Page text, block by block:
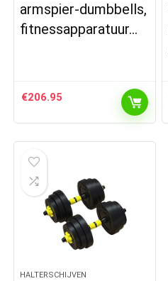
armspier-dumbbells,
fitnessapparatuur…
€206.95
HALTERSCHIJVEN